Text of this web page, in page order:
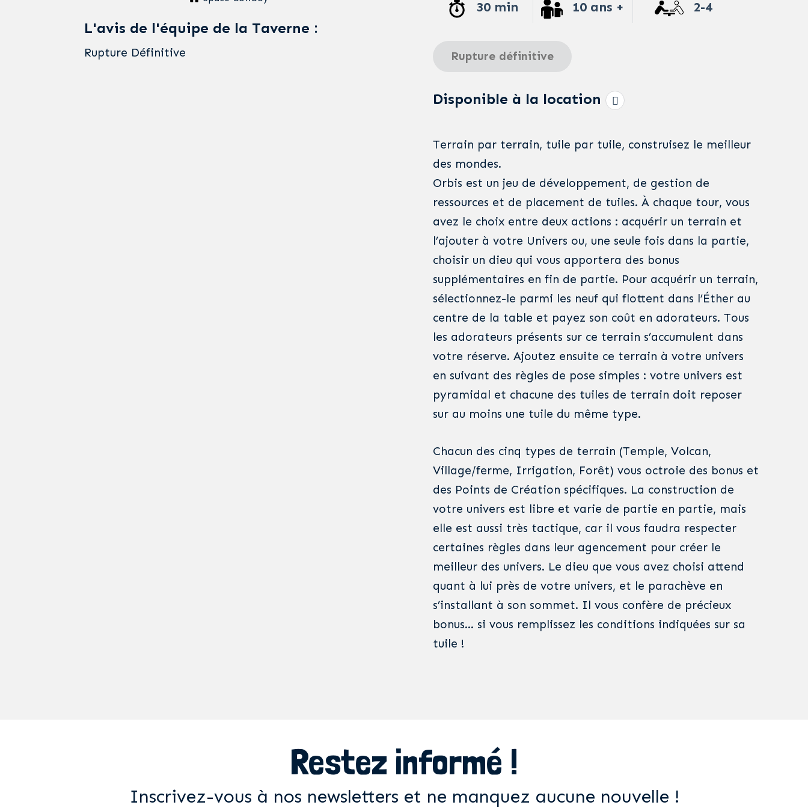
L'avis de l'équipe de la Taverne :
Rupture Définitive
30 min 10 ans + 2-4
Rupture définitive
Disponible à la location
Terrain par terrain, tuile par tuile, construisez le meilleur
des mondes.
Orbis est un jeu de développement, de gestion de
ressources et de placement de tuiles. À chaque tour, vous
avez le choix entre deux actions : acquérir un terrain et
l’ajouter à votre Univers ou, une seule fois dans la partie,
choisir un dieu qui vous apportera des bonus
supplémentaires en fin de partie. Pour acquérir un terrain,
sélectionnez-le parmi les neuf qui flottent dans l’Éther au
centre de la table et payez son coût en adorateurs. Tous
les adorateurs présents sur ce terrain s’accumulent dans
votre réserve. Ajoutez ensuite ce terrain à votre univers
en suivant des règles de pose simples : votre univers est
pyramidal et chacune des tuiles de terrain doit reposer
sur au moins une tuile du même type.
Chacun des cinq types de terrain (Temple, Volcan,
Village/ferme, Irrigation, Forêt) vous octroie des bonus et
des Points de Création spécifiques. La construction de
votre univers est libre et varie de partie en partie, mais
elle est aussi très tactique, car il vous faudra respecter
certaines règles dans leur agencement pour créer le
meilleur des univers. Le dieu que vous avez choisi attend
quant à lui près de votre univers, et le parachève en
s’installant à son sommet. Il vous confère de précieux
bonus… si vous remplissez les conditions indiquées sur sa
tuile !
Restez informé !
Inscrivez-vous à nos newsletters et ne manquez aucune nouvelle !